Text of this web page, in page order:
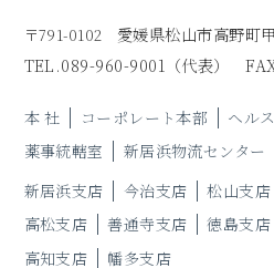
〒791-0102
愛媛県松山市高野町
TEL.089-960-9001 （代表）
本 社 コーポレート本部
ヘル
薬事統轄室
新居浜物流センター
新居浜支店
今治支店 松山支店
高松支店
善通寺支店 徳島支店
高知支店
幡多支店